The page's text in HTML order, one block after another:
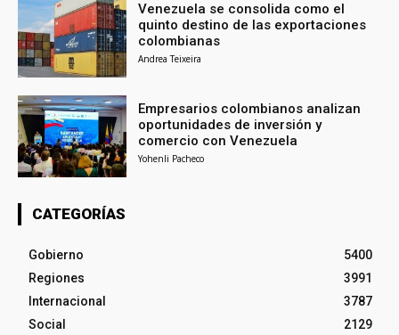
Venezuela se consolida como el
quinto destino de las exportaciones
colombianas
Andrea Teixeira
Empresarios colombianos analizan
oportunidades de inversión y
comercio con Venezuela
Yohenli Pacheco
CATEGORÍAS
Gobierno
5400
Regiones
3991
Internacional
3787
Social
2129